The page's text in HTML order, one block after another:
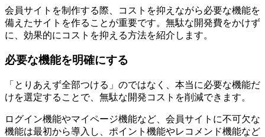
会員サイトを制作する際、コストを抑えながら必要な機能を
備えたサイトを作ることが重要です。無駄な開発費をかけず
に、効果的にコストを抑える方法を紹介します。
必要な機能を明確にする
「とりあえず全部つける」のではなく、本当に必要な機能だ
けを選定することで、無駄な開発コストを削減できます。
ログイン機能やマイページ機能など、会員サイトに不可欠な
機能は最初から導入し、ポイント機能やレコメンド機能など